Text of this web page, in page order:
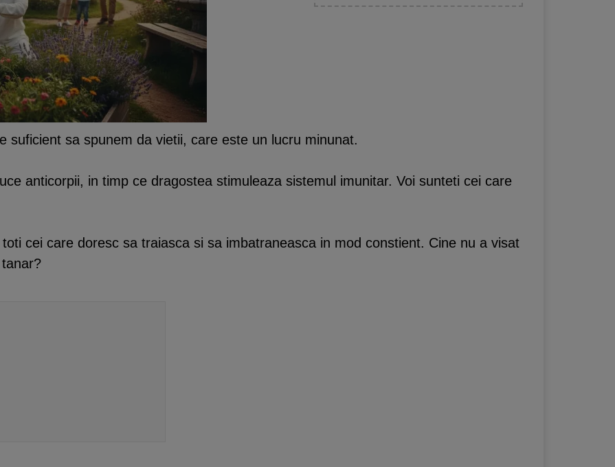
suficient sa spunem da vietii, care este un lucru minunat.
anticorpii, in timp ce dragostea stimuleaza sistemul imunitar. Voi sunteti cei care
cei care doresc sa traiasca si sa imbatraneasca in mod constient. Cine nu a visat